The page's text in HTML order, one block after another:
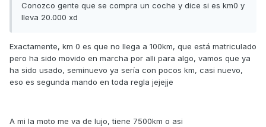
Conozco gente que se compra un coche y dice si es km0 y
lleva 20.000 xd
Exactamente, km 0 es que no llega a 100km, que está matriculado
pero ha sido movido en marcha por alli para algo, vamos que ya
ha sido usado, seminuevo ya sería con pocos km, casi nuevo,
eso es segunda mando en toda regla jejejje
A mi la moto me va de lujo, tiene 7500km o asi